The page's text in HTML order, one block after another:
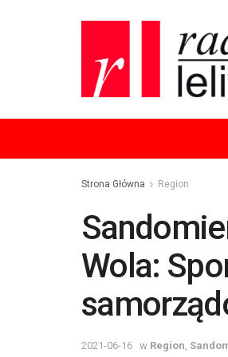
Strona Główna Region
Wola:
2021-06-16 w Region